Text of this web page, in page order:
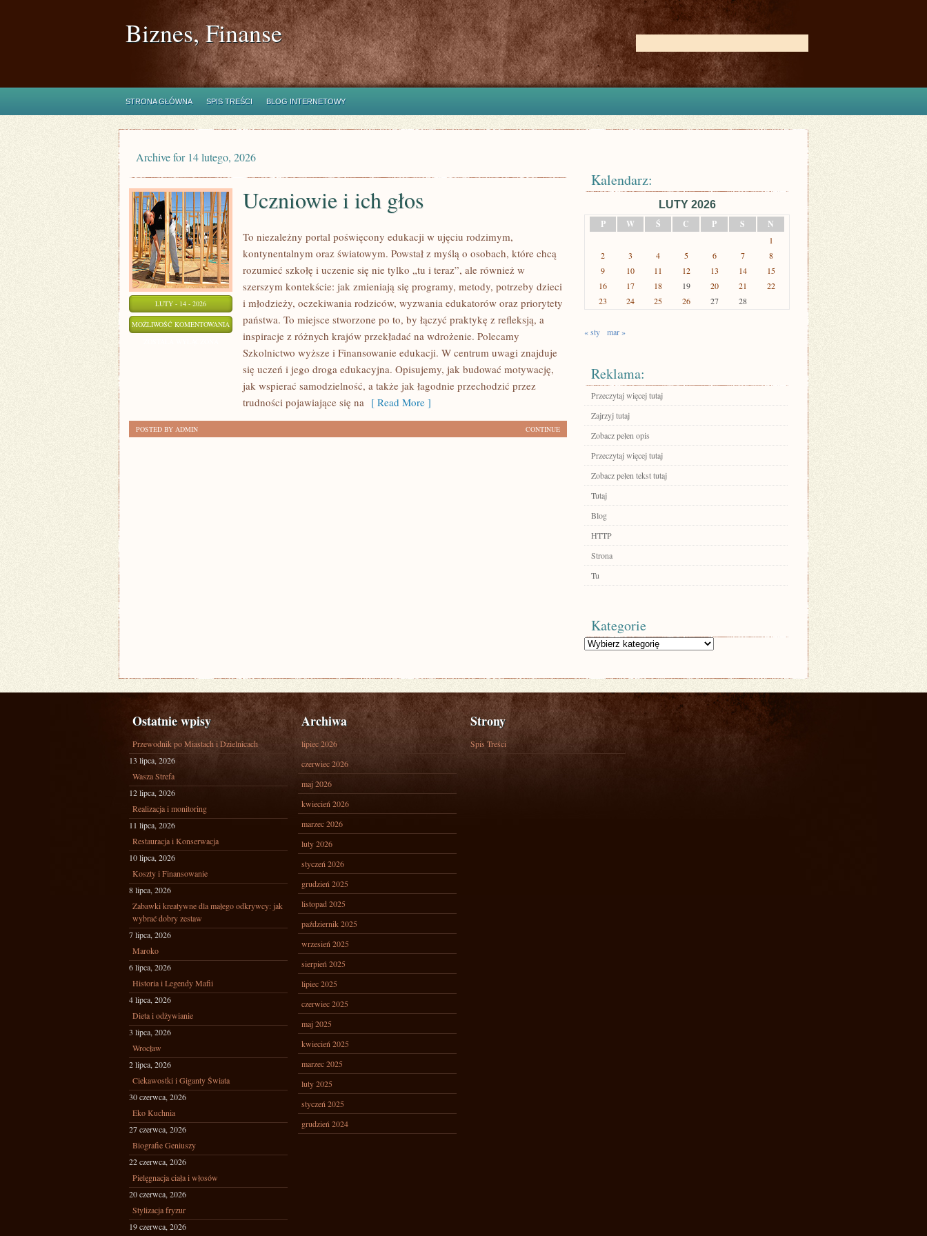
Biznes, Finanse
STRONA GŁÓWNA SPIS TREŚCI BLOG INTERNETOWY
Archive for 14 lutego, 2026
LUTY - 14 - 2026
MOŻLIWOŚĆ KOMENTOWANIA UCZNIOWIE
GŁOS
Uczniowie i ich głos
To niezależny portal poświęcony edukacji w ujęciu rodzimym,
kontynentalnym oraz światowym. Powstał z myślą o osobach, które chcą
rozumieć szkołę i uczenie się nie tylko „tu i teraz”, ale również w
szerszym kontekście: jak zmieniają się programy, metody, potrzeby dzieci
i młodzieży, oczekiwania rodziców, wyzwania edukatorów oraz priorytety
państwa. To miejsce stworzone po to, by łączyć praktykę z refleksją, a
inspiracje z różnych krajów przekładać na wdrożenie. Polecamy
Szkolnictwo wyższe i Finansowanie edukacji. W centrum uwagi znajduje
się uczeń i jego droga edukacyjna. Opisujemy, jak budować motywację,
jak wspierać samodzielność, a także jak łagodnie przechodzić przez
trudności pojawiające się na [ Read More ]
CONTINUE
POSTED BY ADMIN
Kalendarz:
LUTY 2026
P
W Ś C P S N
1
2
3 4 5 6 7
8
9
10 11 12 13 14
15
16
17 18 19 20 21
22
23
24 25 26 27 28
« sty mar »
Reklama:
Przeczytaj więcej tutaj
Zajrzyj tutaj
Zobacz pełen opis
Przeczytaj więcej tutaj
Zobacz pełen tekst tutaj
Tutaj
Blog
HTTP
Strona
Tu
Kategorie
Kategorie
Ostatnie wpisy
Przewodnik po Miastach i Dzielnicach
13 lipca, 2026
Wasza Strefa
12 lipca, 2026
Realizacja i monitoring
11 lipca, 2026
Restauracja i Konserwacja
10 lipca, 2026
Koszty i Finansowanie
8 lipca, 2026
Zabawki kreatywne dla małego odkrywcy: jak
wybrać dobry zestaw
7 lipca, 2026
Maroko
6 lipca, 2026
Historia i Legendy Mafii
4 lipca, 2026
Dieta i odżywianie
3 lipca, 2026
Wrocław
2 lipca, 2026
Ciekawostki i Giganty Świata
30 czerwca, 2026
Eko Kuchnia
27 czerwca, 2026
Biografie Geniuszy
22 czerwca, 2026
Pielęgnacja ciała i włosów
20 czerwca, 2026
Stylizacja fryzur
19 czerwca, 2026
Archiwa
lipiec 2026
czerwiec 2026
maj 2026
kwiecień 2026
marzec 2026
luty 2026
styczeń 2026
grudzień 2025
listopad 2025
październik 2025
wrzesień 2025
sierpień 2025
lipiec 2025
czerwiec 2025
maj 2025
kwiecień 2025
marzec 2025
luty 2025
styczeń 2025
grudzień 2024
Strony
Spis Treści